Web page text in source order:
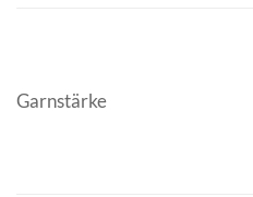
Garnstärke